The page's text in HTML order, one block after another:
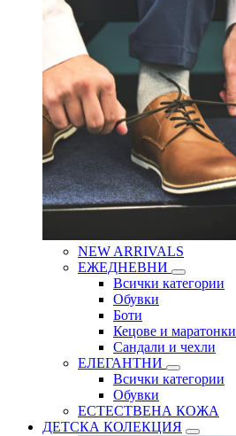
NEW ARRIVALS
ЕЖЕДНЕВНИ
Всички категории
Обувки
Боти
Кецове и маратонки
Сандали и чехли
ЕЛЕГАНТНИ
Всички категории
Обувки
ЕСТЕСТВЕНА КОЖА
ДЕТСКА КОЛЕКЦИЯ